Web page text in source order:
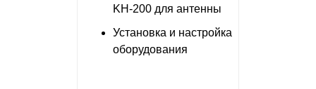
KH-200 для антенны
Установка и настройка
оборудования